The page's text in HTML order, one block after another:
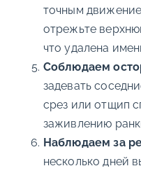
точным
отрежьте
что удалена
Соблюдаем
задевать
срез или отщип
заживлению
Наблюдаем за
несколько дней